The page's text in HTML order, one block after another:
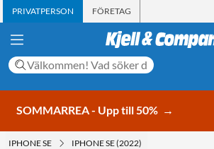
PRIVATPERSON FÖRETAG
SOMMARREA - Upp till 50% →
IPHONE SE IPHONE SE (2022)